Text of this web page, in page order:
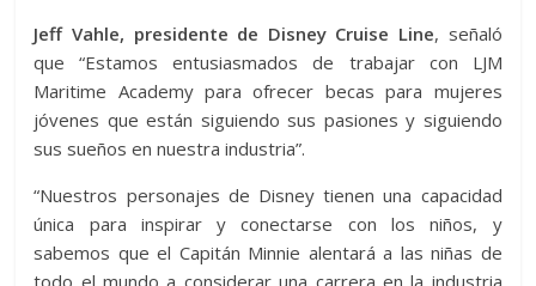
Jeff Vahle, presidente de Disney Cruise Line, señaló
que “Estamos entusiasmados de trabajar con LJM
Maritime Academy para ofrecer becas para mujeres
jóvenes que están siguiendo sus pasiones y siguiendo
sus sueños en nuestra industria”.
“Nuestros personajes de Disney tienen una capacidad
única para inspirar y conectarse con los niños, y
sabemos que el Capitán Minnie alentará a las niñas de
todo el mundo a considerar una carrera en la industria